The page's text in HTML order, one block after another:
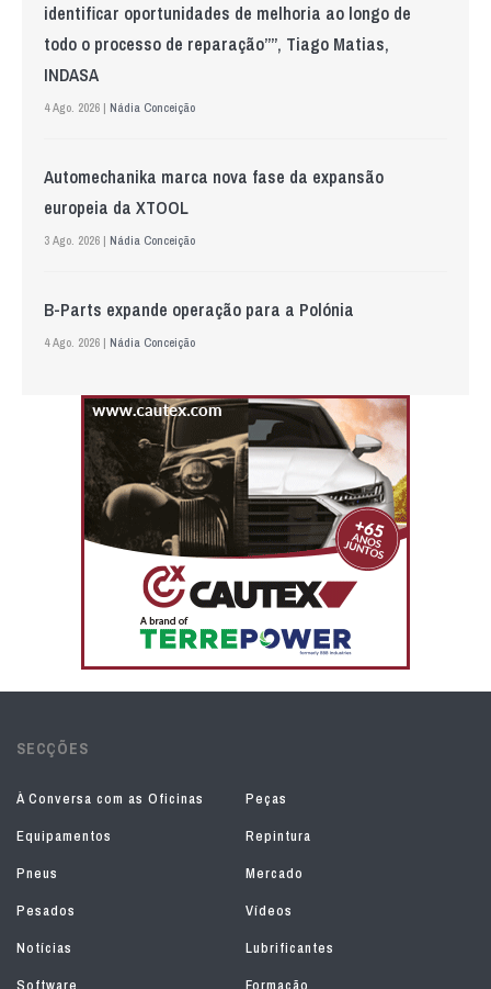
identificar oportunidades de melhoria ao longo de
todo o processo de reparação””, Tiago Matias,
INDASA
4 Ago. 2026 | Nádia Conceição
Automechanika marca nova fase da expansão
europeia da XTOOL
3 Ago. 2026 | Nádia Conceição
B-Parts expande operação para a Polónia
4 Ago. 2026 | Nádia Conceição
SECÇÕES
À Conversa com as Oficinas
Peças
Equipamentos
Repintura
Pneus
Mercado
Pesados
Vídeos
Notícias
Lubrificantes
Software
Formação